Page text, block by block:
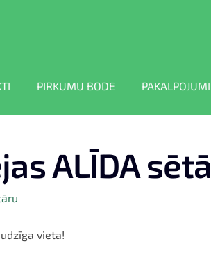
PIRKUMU BODE PAKALPOJUMI
ALĪDA sētā
vieta!